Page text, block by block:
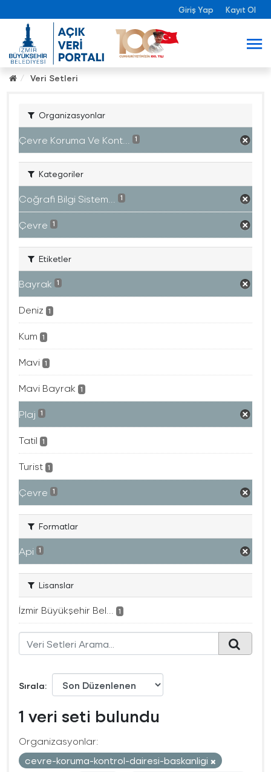
Giriş Yap Kayıt Ol
Veri Setleri
Organizasyonlar
Çevre Koruma Ve Kont... 1
Kategoriler
Coğrafi Bilgi Sistem... 1
Çevre 1
Etiketler
Bayrak 1
Deniz 1
Kum 1
Mavi 1
Mavi Bayrak 1
Plaj 1
Tatil 1
Turist 1
Çevre 1
Formatlar
Api 1
Lisanslar
İzmir Büyükşehir Bel... 1
Sırala
1 veri seti bulundu
Organizasyonlar:
cevre-koruma-kontrol-dairesi-baskanligi